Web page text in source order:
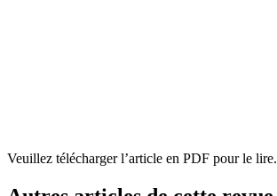
Veuillez télécharger l’article en PDF pour le lire.